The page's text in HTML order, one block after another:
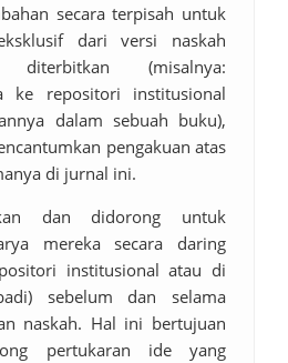
secara terpisah untuk
dari versi naskah
(misalnya:
ke repositori institusional
dalam sebuah buku),
pengakuan atas
di jurnal ini.
dan didorong untuk
mereka secara daring
institusional atau di
sebelum dan selama
naskah. Hal ini bertujuan
pertukaran ide yang